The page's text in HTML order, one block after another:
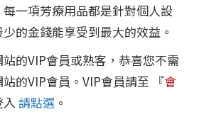
一項芳療用品都是針對個人設
的金錢能享受到最大的效益。
的VIP會員或熟客，恭喜您不需
的VIP會員。VIP會員請至 『會
入 請點選 。